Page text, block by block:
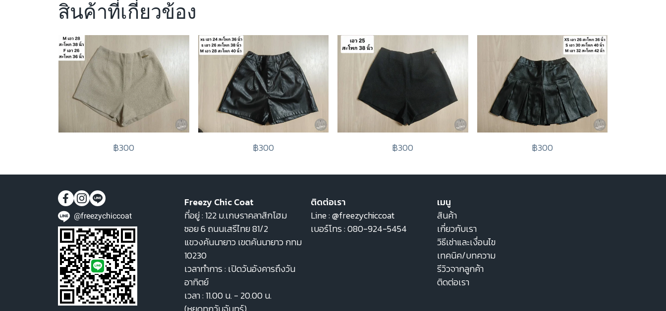
สินค้าที่เกี่ยวข้อง
฿300 ฿300 ฿300 ฿300
@freezychiccoat
Freezy Chic Coat
ที่อยู่ : 122 ม.เกษราคลาสิกโฮม
ซอย 6 ถนนเสรีไทย 81/2
แขวงคันนายาว เขตคันนายาว กทม
10230
เวลาทำการ : เปิดวันอังคารถึงวัน
อาทิตย์
เวลา : 11.00 น. - 20.00 น.
ติดต่อเรา
Line :@freezychiccoat
เบอร์โทร :080-924-5454
เมนู
สินค้า
เกี่ยวกับเรา
วิธีเช่าและเงื่อนไข
เทคนิค/บทความ
รีวิวจากลูกค้า
ติดต่อเรา